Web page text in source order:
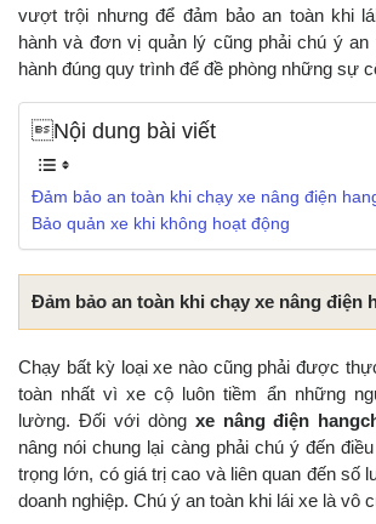
vượt trội nhưng để đảm bảo an toàn khi
hành và đơn vị quản lý cũng phải chú ý an
hành đúng quy trình để đề phòng những sự
Nội dung bài viết
Đảm bảo an toàn khi chạy xe nâng điện
Bảo quản xe khi không hoạt động
Đảm bảo an toàn khi chạy xe nâng điện
Chạy bất kỳ loại xe nào cũng phải được
toàn nhất vì xe cộ luôn tiềm ẩn những
lường. Đối với dòng xe nâng điện
nâng nói chung lại càng phải chú ý đến
trọng lớn, có giá trị cao và liên quan đến số
doanh nghiệp. Chú ý an toàn khi lái xe là vô